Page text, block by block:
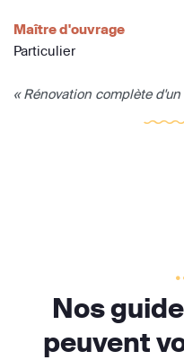
Maître d'ouvrage
Particulier
« Rénovation complète
Nos
peuvent